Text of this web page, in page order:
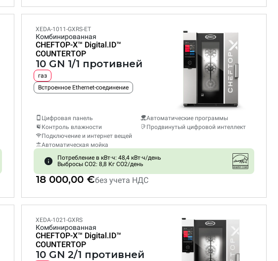
XEDA-1011-GXRS-ET
Комбинированная
CHEFTOP-X™ Digital.ID™
COUNTERTOP
10 GN 1/1 противней
газ
Встроенное Ethernet-соединение
Цифровая панель
Контроль влажности
Подключение и интернет вещей
Автоматическая мойка
Автоматические программы
Продвинутый цифровой интеллект
Потребление в кВт·ч: 48,4 кВт·ч/день
Выбросы CO2: 8,8 Кг CO2/день
18 000,00 €без учета НДС
XEDA-1021-GXRS
Комбинированная
CHEFTOP-X™ Digital.ID™
COUNTERTOP
10 GN 2/1 противней